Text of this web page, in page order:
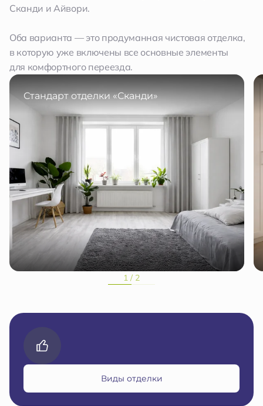
Сканди и Айвори.
Оба варианта — это продуманная чистовая отделка,
в которую уже включены все основные элементы
для комфортного переезда.
Стандарт отделки «Сканди»
1 / 2
Виды отделки